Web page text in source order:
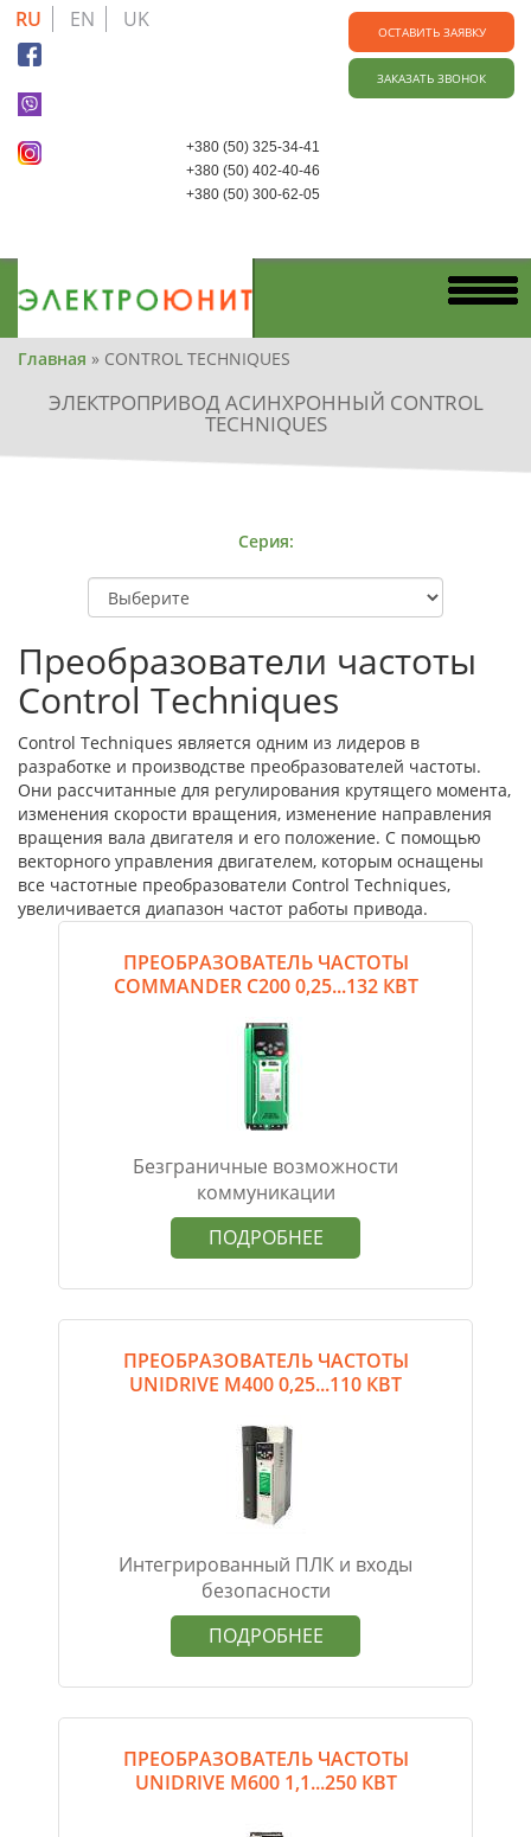
Skip
main
RU EN UK ОСТАВИТЬ ЗАЯВКУ
ЗАКАЗАТЬ ЗВОНОК
+380 (50) 325-34-41
+380 (50) 402-40-46
+380 (50) 300-62-05
Вы
здесь
Главная » CONTROL TECHNIQUES
ЭЛЕКТРОПРИВОД АСИНХРОННЫЙ CONTROL
TECHNIQUES
Серия:
Преобразователи частоты
Control Techniques
Control Techniques является одним из лидеров в
разработке и производстве преобразователей частоты.
Они рассчитанные для регулирования крутящего момента,
изменения скорости вращения, изменение направления
вращения вала двигателя и его положение. С помощью
векторного управления двигателем, которым оснащены
все частотные преобразователи Control Techniques,
увеличивается диапазон частот работы привода.
ПРЕОБРАЗОВАТЕЛЬ ЧАСТОТЫ
COMMANDER C200 0,25...132 КВТ
Безграничные возможности
коммуникации
ПОДРОБНЕЕ
ПРЕОБРАЗОВАТЕЛЬ ЧАСТОТЫ
UNIDRIVE M400 0,25...110 КВТ
Интегрированный ПЛК и входы
безопасности
ПОДРОБНЕЕ
ПРЕОБРАЗОВАТЕЛЬ ЧАСТОТЫ
UNIDRIVE M600 1,1...250 КВТ